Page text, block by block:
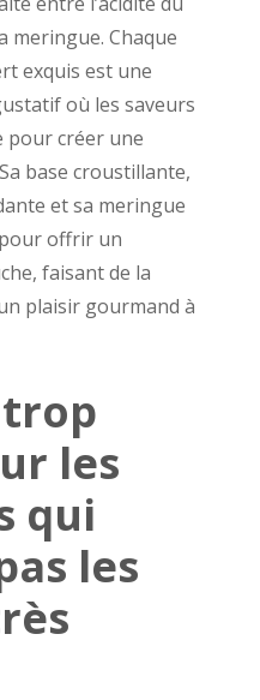
meringue. Chaque
exquis est une
où les saveurs
pour créer une
base croustillante,
et sa meringue
offrir un
faisant de la
plaisir gourmand à
les
qui
les